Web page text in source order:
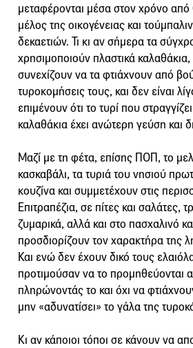
μεταφέρονται μέσα στον χρόνο
μέλος της οικογένειας και
δεκαετιών. Τι κι αν σήμερα τα
χρησιμοποιούν πλαστικά
συνεχίζουν να τα φτιάχνουν από
τυροκομήσεις τους, και δεν είναι
επιμένουν ότι το τυρί που
καλαθάκια έχει ανώτερη γεύση και
Μαζί με τη φέτα, επίσης ΠΟΠ, το
κασκαβάλι, τα τυριά του νησιού
κουζίνα και συμμετέχουν στις
Επιτραπέζια, σε πίτες και σαλάτες,
ζυμαρικά, αλλά και στο πασχαλινό
προσδιορίζουν τον χαρακτήρα της
Και ενώ δεν έχουν δικό τους
προτιμούσαν να το προμηθεύονται
πληρώνοντάς το και όχι να
μην «αδυνατίσει» το γάλα της
Κι αν κάποιοι τόποι σε κάνουν να